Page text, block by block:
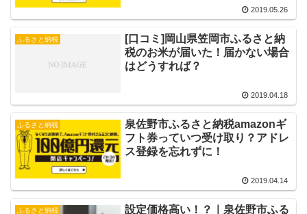
2019.05.26
ふるさと納税
[口コミ]岡山県笠岡市ふるさと納
税のお米が届いた！届かない場合
はどうすれば？
2019.04.18
ふるさと納税
泉佐野市ふるさと納税amazonギ
フト券っていつ受け取り？アドレ
ス登録を忘れずに！
2019.04.14
ふるさと納税
設定価格高い！？｜泉佐野市ふる